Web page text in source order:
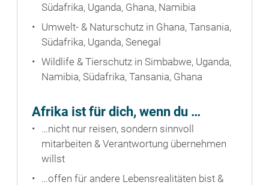
Südafrika, Uganda, Ghana, Namibia
Umwelt- & Naturschutz in Ghana, Tansania,
Südafrika, Uganda, Senegal
Wildlife & Tierschutz in Simbabwe, Uganda,
Namibia, Südafrika, Tansania, Ghana
Afrika ist für dich, wenn du …
…nicht nur reisen, sondern sinnvoll
mitarbeiten & Verantwortung übernehmen
willst
…offen für andere Lebensrealitäten bist &